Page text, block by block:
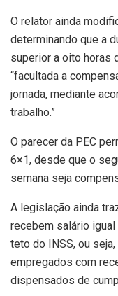
O relator ainda
determinando que a
superior a oito horas
“facultada a
jornada, mediante
trabalho.”
O parecer da PEC
6×1, desde que o
semana seja
A legislação ainda
recebem salário
teto do INSS, ou
empregados com
dispensados de